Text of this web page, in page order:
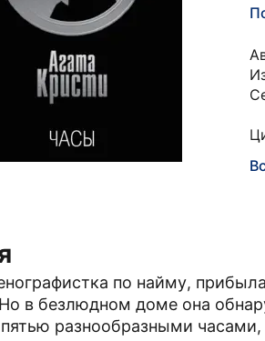
по найму,
в безлюдном доме она
разнообразными